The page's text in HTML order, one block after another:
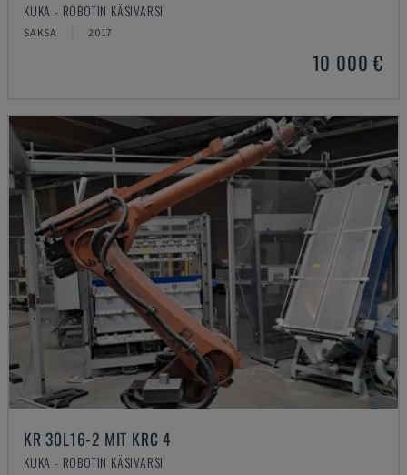
KUKA - ROBOTIN KÄSIVARSI
SAKSA 2017
10 000 €
KR 30L16-2 MIT KRC 4
KUKA - ROBOTIN KÄSIVARSI